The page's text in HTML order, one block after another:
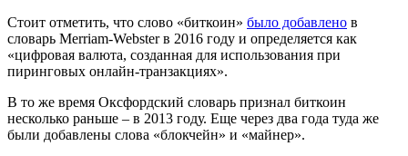
Стоит отметить, что слово «биткоин» было добавлено в
словарь Merriam-Webster в 2016 году и определяется как
«цифровая валюта, созданная для использования при
пиринговых онлайн-транзакциях».
В то же время Оксфордский словарь признал биткоин
несколько раньше – в 2013 году. Еще через два года туда же
были добавлены слова «блокчейн» и «майнер».